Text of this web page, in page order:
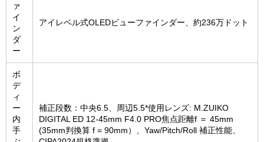
ァ
イ
ン
ダ
ー
アイレベル式OLEDビューファインダー、約236万ドット
ボ
デ
ィ
ー
内
手
補正段数：中央6.5、周辺5.5*使用レンズ: M.ZUIKO
DIGITAL ED 12-45mm F4.0 PRO焦点距離f ＝ 45mm
(35mm判換算 f = 90mm）、Yaw/Pitch/Roll 補正性能、